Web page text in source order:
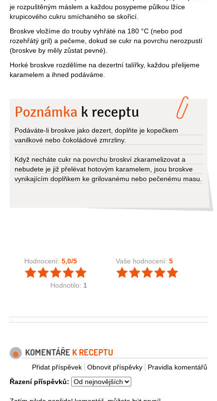
je rozpuštěným máslem a každou posypeme půlkou lžíce
krupicového cukru smíchaného se skořicí.
Broskve vložíme do trouby vyhřáté na 180 °C (nebo pod
rozehřátý gril) a pečeme, dokud se cukr na povrchu nerozpustí
(broskve by měly zůstat pevné).
Horké broskve rozdělíme na dezertní talířky, každou přelijeme
karamelem a ihned podáváme.
Poznámka k receptu
Podáváte-li broskve jako dezert, doplňte je kopečkem
vanilkové nebo čokoládové zmrzliny.
Když necháte cukr na povrchu broskví zkaramelizovat a
nebudete je již přelévat hotovým karamelem, jsou broskve
vynikajícím doplňkem ke grilovanému nebo pečenému masu.
Hodnocení: 5,0/5
Hodnotilo: 1
Vaše hodnocení: 5
KOMENTÁŘE K RECEPTU
Pravidla komentářů
Obnovit příspěvky
Přidat příspěvek
Řazení příspěvků: